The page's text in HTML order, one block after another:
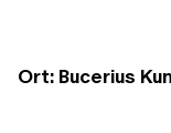
Ort: Bucerius